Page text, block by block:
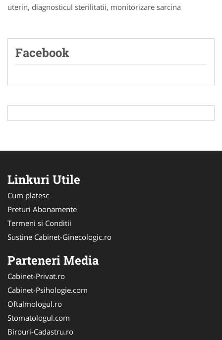
uterin, diagnosticul sterilitatii, monitorizare sarcina
Facebook
Linkuri Utile
Cum platesc
Preturi Abonamente
Termeni si Conditii
Sustine Cabinet-Ginecologic.ro
Parteneri Media
Cabinet-Privat.ro
Cabinet-Psihologie.com
Oftalmologul.ro
Stomatologul.com
Birouri-Cadastru.ro